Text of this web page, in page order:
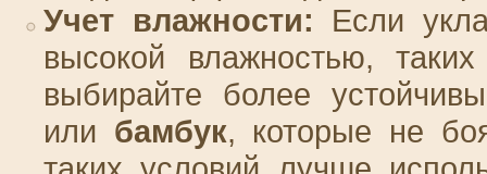
Учет влажности: Если
высокой влажностью,
выбирайте более
или бамбук, которые не